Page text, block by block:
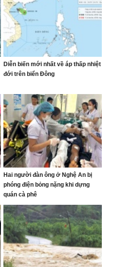
Diễn biến mới nhất về áp thấp nhiệt
đới trên biển Đông
Hai người đàn ông ở Nghệ An bị
phóng điện bỏng nặng khi dựng
quán cà phê